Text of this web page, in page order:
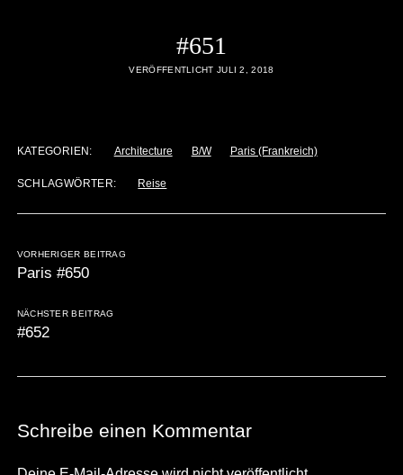
#651
VERÖFFENTLICHT JULI 2, 2018
KATEGORIEN: Architecture B/W Paris (Frankreich)
SCHLAGWÖRTER: Reise
VORHERIGER BEITRAG
Paris #650
NÄCHSTER BEITRAG
#652
Schreibe einen Kommentar